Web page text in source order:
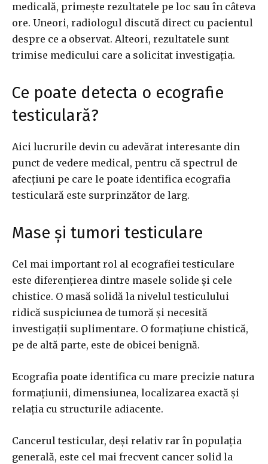
medicală, primește rezultatele pe loc sau în câteva
ore. Uneori, radiologul discută direct cu pacientul
despre ce a observat. Alteori, rezultatele sunt
trimise medicului care a solicitat investigația.
Ce poate detecta o ecografie
testiculară?
Aici lucrurile devin cu adevărat interesante din
punct de vedere medical, pentru că spectrul de
afecțiuni pe care le poate identifica ecografia
testiculară este surprinzător de larg.
Mase și tumori testiculare
Cel mai important rol al ecografiei testiculare
este diferențierea dintre masele solide și cele
chistice. O masă solidă la nivelul testiculului
ridică suspiciunea de tumoră și necesită
investigații suplimentare. O formațiune chistică,
pe de altă parte, este de obicei benignă.
Ecografia poate identifica cu mare precizie natura
formațiunii, dimensiunea, localizarea exactă și
relația cu structurile adiacente.
Cancerul testicular, deși relativ rar în populația
generală, este cel mai frecvent cancer solid la